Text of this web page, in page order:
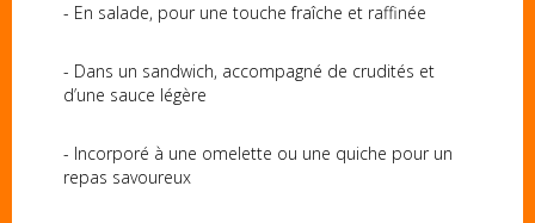
- En salade, pour une touche fraîche et raffinée
- Dans un sandwich, accompagné de crudités et
d’une sauce légère
- Incorporé à une omelette ou une quiche pour un
repas savoureux